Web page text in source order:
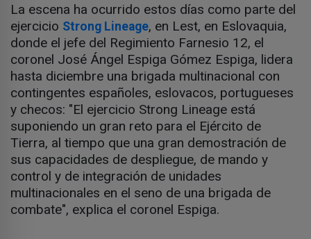
La escena ha ocurrido estos días como parte del
ejercicio Strong Lineage, en Lest, en Eslovaquia,
donde el jefe del Regimiento Farnesio 12, el
coronel José Ángel Espiga Gómez Espiga, lidera
hasta diciembre una brigada multinacional con
contingentes españoles, eslovacos, portugueses
y checos: "El ejercicio Strong Lineage está
suponiendo un gran reto para el Ejército de
Tierra, al tiempo que una gran demostración de
sus capacidades de despliegue, de mando y
control y de integración de unidades
multinacionales en el seno de una brigada de
combate", explica el coronel Espiga.